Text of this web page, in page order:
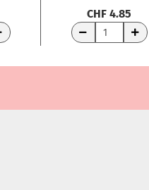
CHF 4.85